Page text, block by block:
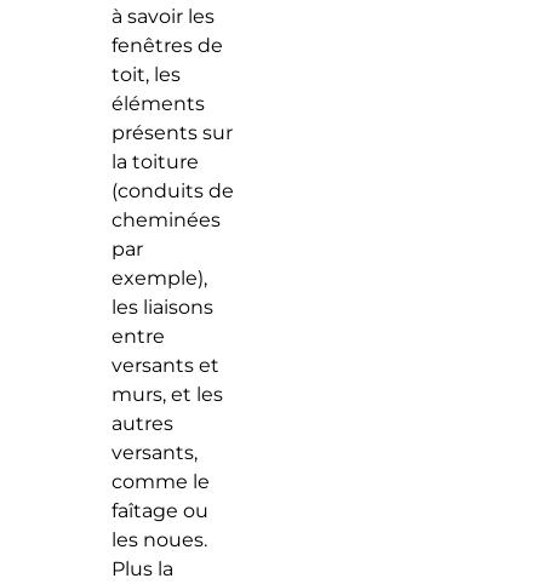
à savoir les
fenêtres de
toit, les
éléments
présents sur
la toiture
(conduits de
cheminées
par
exemple),
les liaisons
entre
versants et
murs, et les
autres
versants,
comme le
faîtage ou
les noues.
Plus la